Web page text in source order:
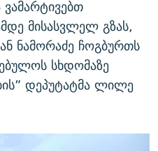
მისასვლელ გზას,
ნამორაძე ჩოგბურთს
სხდომაზე
დეპუტატმა ლილე